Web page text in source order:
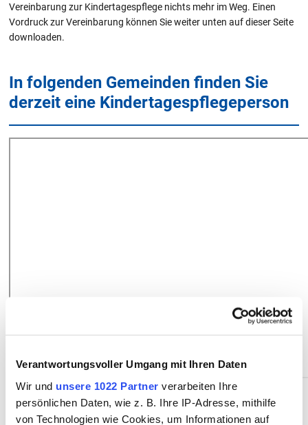
Verantwortungsvoller Umgang mit Ihren Daten
Wir und unsere 1022 Partner verarbeiten Ihre
persönlichen Daten, wie z. B. Ihre IP-Adresse, mithilfe
von Technologien wie Cookies, um Informationen auf
Vereinbarung zur Kindertagespflege nichts mehr im Weg. Einen
Vordruck zur Vereinbarung können Sie weiter unten auf dieser Seite
downloaden.
In folgenden Gemeinden finden Sie
derzeit eine Kindertagespflegeperson
Kosten und Fördermöglichkeiten